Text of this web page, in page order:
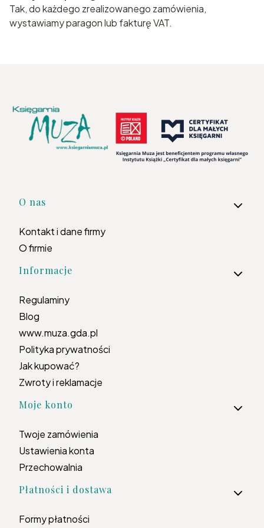
Tak, do każdego zrealizowanego zamówienia,
wystawiamy paragon lub fakturę VAT.
Linki w stopce
O nas
Kontakt i dane firmy
O firmie
Informacje
Regulaminy
Blog
www.muza.gda.pl
Polityka prywatności
Jak kupować?
Zwroty i reklamacje
Moje konto
Twoje zamówienia
Ustawienia konta
Przechowalnia
Płatności i dostawa
Formy płatności